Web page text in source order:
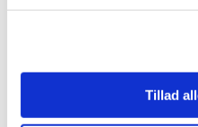
Tillad
2012 (44)